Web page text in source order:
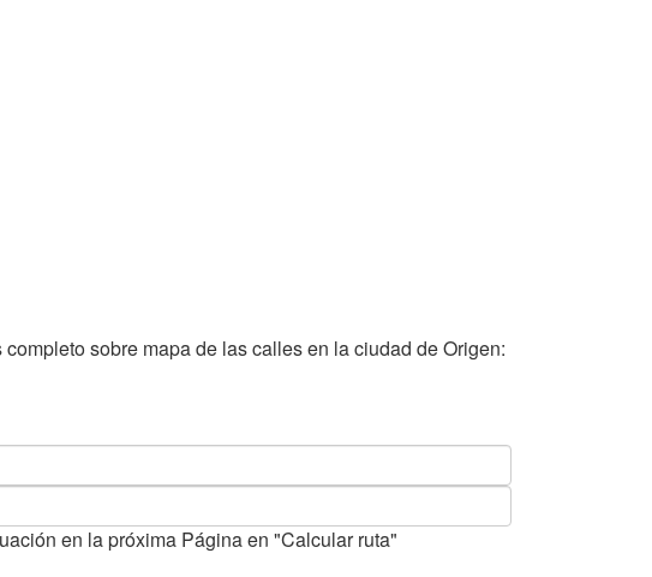
sobre mapa de las calles en la ciudad de Origen:
en la próxima Página en "Calcular ruta"